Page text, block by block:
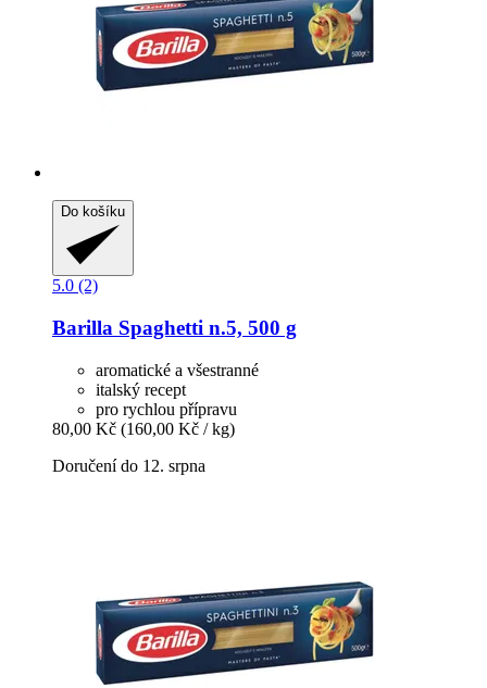
Do košíku
5.0 (2)
Barilla Spaghetti n.5, 500 g
aromatické a všestranné
italský recept
pro rychlou přípravu
80,00 Kč (160,00 Kč / kg)
Doručení do 12. srpna